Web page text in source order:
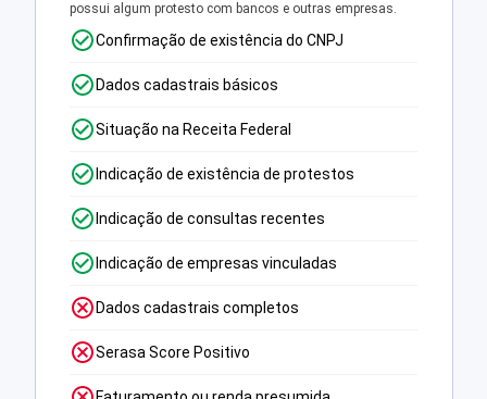
possui algum protesto com bancos e outras empresas.
Confirmação de existência do CNPJ
Dados cadastrais básicos
Situação na Receita Federal
Indicação de existência de protestos
Indicação de consultas recentes
Indicação de empresas vinculadas
Dados cadastrais completos
Serasa Score Positivo